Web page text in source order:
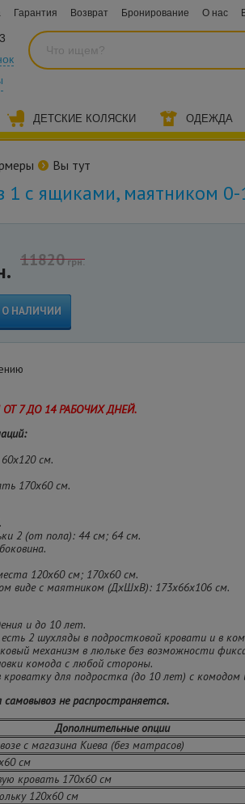
Гарантия Возврат Бронирование О нас
ДЕТСКИЕ КОЛЯСКИ ОДЕЖДА
Вы тут
1 с ящиками, маятником
11820грн.
НАЛИЧИИ
7 ДО 14 РАБОЧИХ ДНЕЙ.
см.
170х60 см.
2 (от пола): 44 см; 64 см.
120х60 см; 170х60 см.
виде с маятником (ДхШхВ): 173х66х106 см.
и до 10 лет.
2 шухляды в подростковой кровати и в
механизм в люльке без возможности
комода с любой стороны.
кроватку для подростка (до 10 лет) с
самовывоз не распространяется.
Дополнительные опции
с магазина Киева (без матрасов)
см
кровать 170х60 см
120х60 см